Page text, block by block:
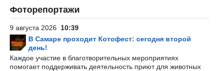
Фоторепортажи
9 августа 2026 10:39
В Самаре проходит Котофест: сегодня второй
день!
Каждое участие в благотворительных мероприятиях
помогает поддерживать деятельность приют для животных